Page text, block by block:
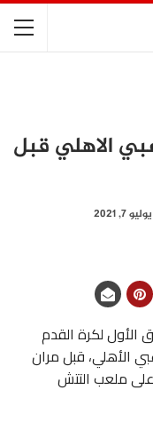
الاهلي قبل
يوليو 7, 2021
الأول لكرة القدم
الأهلي، قبل مران
ملعب التتش